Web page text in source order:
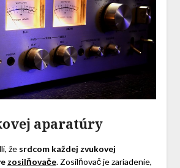
aparatúry
že srdcom každej zvukovej
zosilňovače. Zosilňovač je zariadenie,